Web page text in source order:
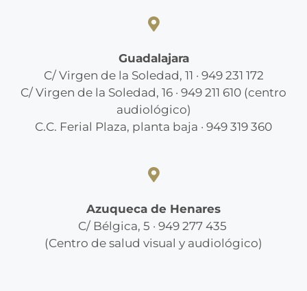
Guadalajara
C/ Virgen de la Soledad, 11 · 949 231 172
C/ Virgen de la Soledad, 16 · 949 211 610 (centro
audiológico)
C.C. Ferial Plaza, planta baja · 949 319 360
Azuqueca de Henares
C/ Bélgica, 5 · 949 277 435
(Centro de salud visual y audiológico)